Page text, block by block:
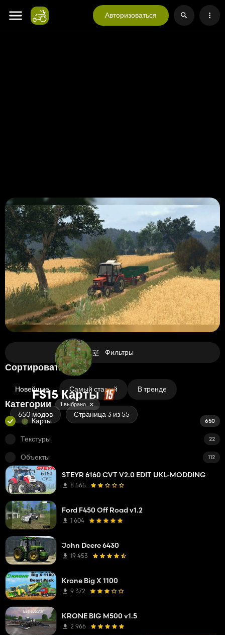
Авторизоваться
FS15 Карты
650 модов Страница 3 из 55
Фильтры
Сортировать по
Новейшие Самый старый В тренде
Категории 1 выбрано
Карты 650
Текстуры 22
Объекты 112
STEYR 6160 CVT V2.0 EDIT UKL-MODDING
8 565
Ford F450 Off Road v1.2
1 604
John Deere 6430
19 453
Krone Big X 1100
9 372
KRONE BIG M500 v1.5
2 966